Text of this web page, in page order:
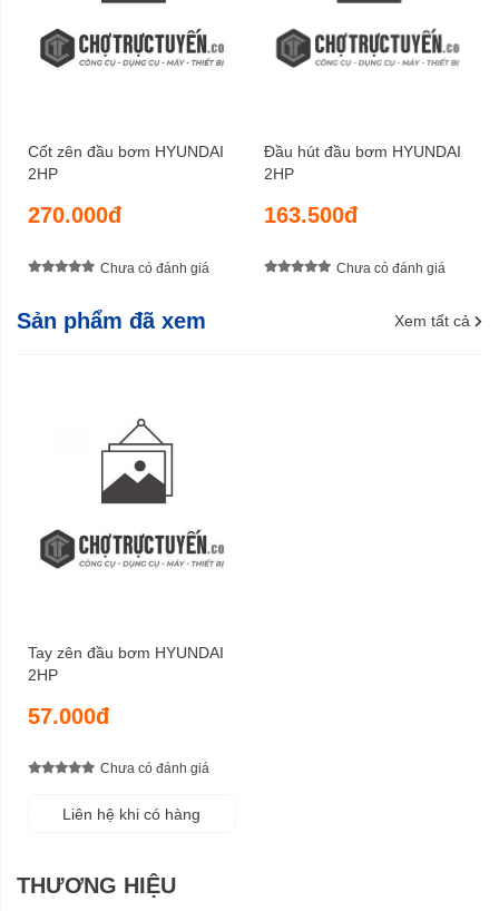
Cốt zên đầu bơm HYUNDAI
2HP
270.000đ
Chưa có đánh giá
Đầu hút đầu bơm HYUNDAI
2HP
163.500đ
Chưa có đánh giá
Sản phẩm đã xem Xem tất cả
Tay zên đầu bơm HYUNDAI
2HP
57.000đ
Chưa có đánh giá
Liên hệ khi có hàng
THƯƠNG HIỆU